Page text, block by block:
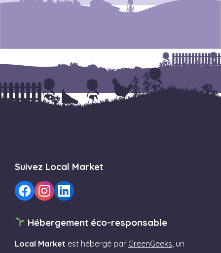
Suivez Local Market
Hébergement éco-responsable
Local Market est hébergé par GreenGeeks , un